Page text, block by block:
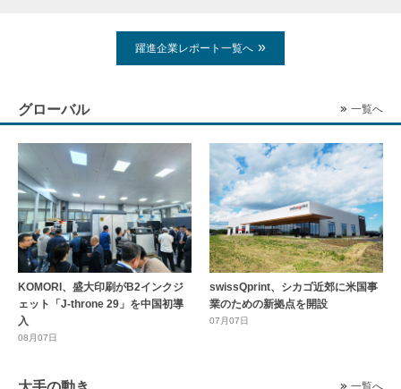
躍進企業レポート一覧へ
グローバル 一覧へ
KOMORI、盛大印刷がB2インクジ
ェット「J-throne 29」を中国初導
入
08月07日
swissQprint、シカゴ近郊に⽶国事
業のための新拠点を開設
07月07日
一覧へ